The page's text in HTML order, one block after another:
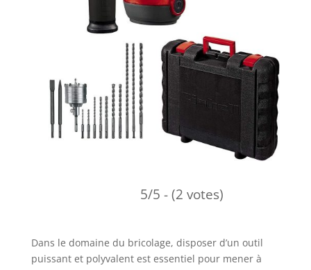
5/5 - (2 votes)
Dans le domaine du bricolage, disposer d’un outil
puissant et polyvalent est essentiel pour mener à